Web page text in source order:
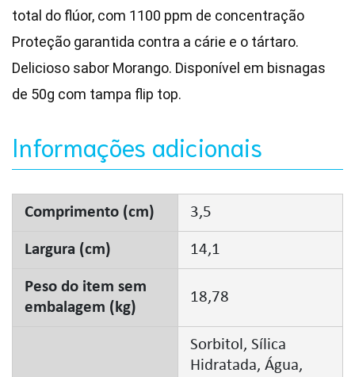
total do flúor, com 1100 ppm de concentração
Proteção garantida contra a cárie e o tártaro.
Delicioso sabor Morango. Disponível em bisnagas
de 50g com tampa flip top.
Informações adicionais
Comprimento (cm) 3,5
Largura (cm) 14,1
Peso do item sem
embalagem (kg)
18,78
Sorbitol, Sílica
Hidratada, Água,